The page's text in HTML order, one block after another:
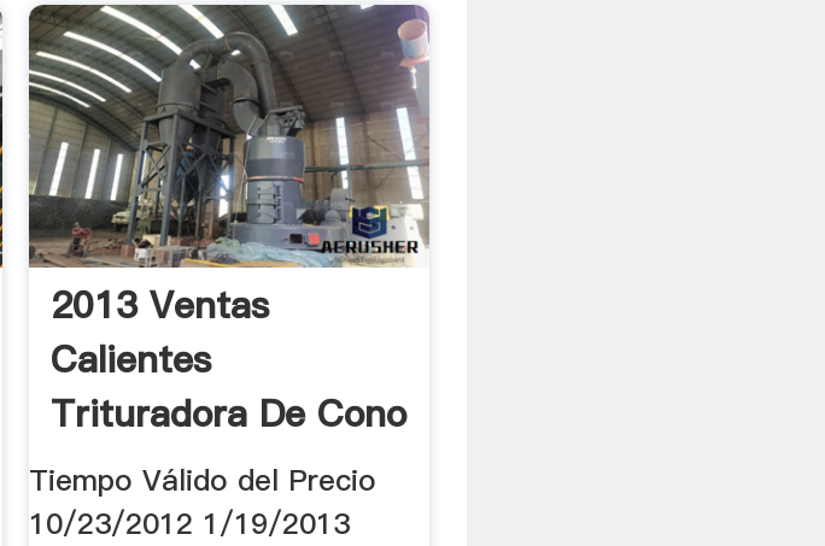
2013 Ventas
Calientes
Trituradora De Cono
Tiempo Válido del Precio
10/23/2012 1/19/2013